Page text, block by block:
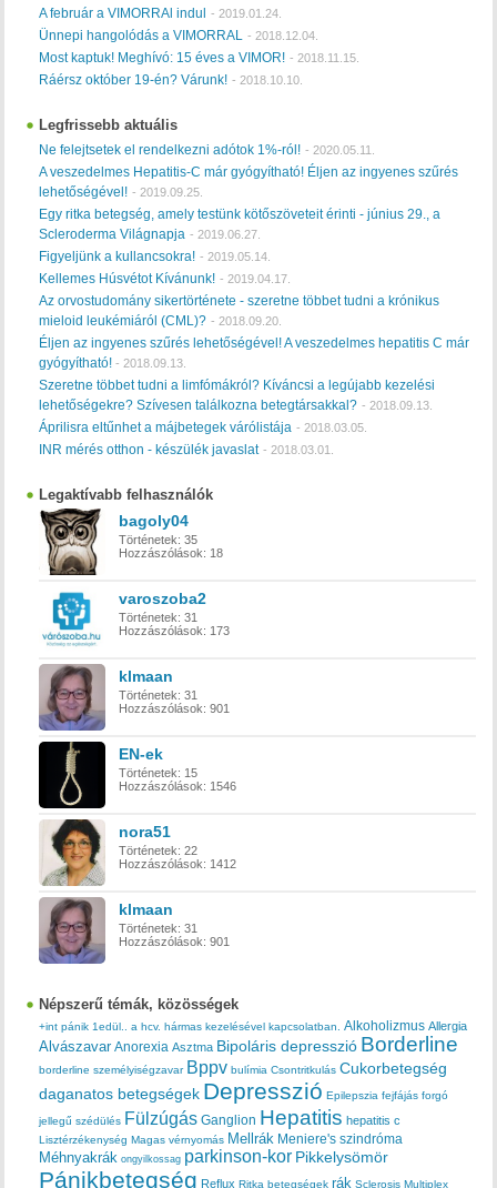
A február a VIMORRAl indul - 2019.01.24.
Ünnepi hangolódás a VIMORRAL - 2018.12.04.
Most kaptuk! Meghívó: 15 éves a VIMOR! - 2018.11.15.
Ráérsz október 19-én? Várunk! - 2018.10.10.
Legfrissebb aktuális
Ne felejtsetek el rendelkezni adótok 1%-ról! - 2020.05.11.
A veszedelmes Hepatitis-C már gyógyítható! Éljen az ingyenes szűrés
lehetőségével! - 2019.09.25.
Egy ritka betegség, amely testünk kötőszöveteit érinti - június 29., a
Scleroderma Világnapja - 2019.06.27.
Figyeljünk a kullancsokra! - 2019.05.14.
Kellemes Húsvétot Kívánunk! - 2019.04.17.
Az orvostudomány sikertörténete - szeretne többet tudni a krónikus
mieloid leukémiáról (CML)? - 2018.09.20.
Éljen az ingyenes szűrés lehetőségével! A veszedelmes hepatitis C már
gyógyítható!- 2018.09.13.
Szeretne többet tudni a limfómákról? Kíváncsi a legújabb kezelési
lehetőségekre? Szívesen találkozna betegtársakkal? - 2018.09.13.
Áprilisra eltűnhet a májbetegek várólistája - 2018.03.05.
INR mérés otthon - készülék javaslat - 2018.03.01.
Legaktívabb felhasználók
bagoly04
Történetek: 35
Hozzászólások: 18
varoszoba2
Történetek: 31
Hozzászólások: 173
klmaan
Történetek: 31
Hozzászólások: 901
EN-ek
Történetek: 15
Hozzászólások: 1546
nora51
Történetek: 22
Hozzászólások: 1412
klmaan
Történetek: 31
Hozzászólások: 901
Népszerű témák, közösségek
+int pánik 1edül.. a hcv. hármas kezelésével kapcsolatban. Alkoholizmus Allergia
Alvászavar Anorexia Asztma Bipoláris depresszió Borderline
borderline személyiségzavar Bppv bulímia Csontritkulás Cukorbetegség
daganatos betegségek Depresszió Epilepszia fejfájás forgó
jellegű szédülés Fülzúgás Ganglion Hepatitis hepatitis c
Lisztérzékenység Magas vérnyomás Mellrák Meniere's szindróma
Méhnyakrák ongyilkossag parkinson-kor Pikkelysömör
Pánikbetegség Reflux Ritka betegségek rák Sclerosis Multiplex